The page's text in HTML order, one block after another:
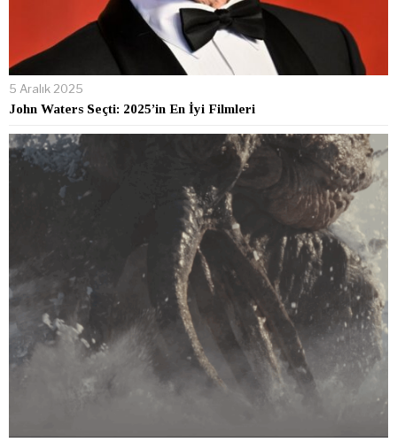
5 Aralık 2025
John Waters Seçti: 2025’in En İyi Filmleri